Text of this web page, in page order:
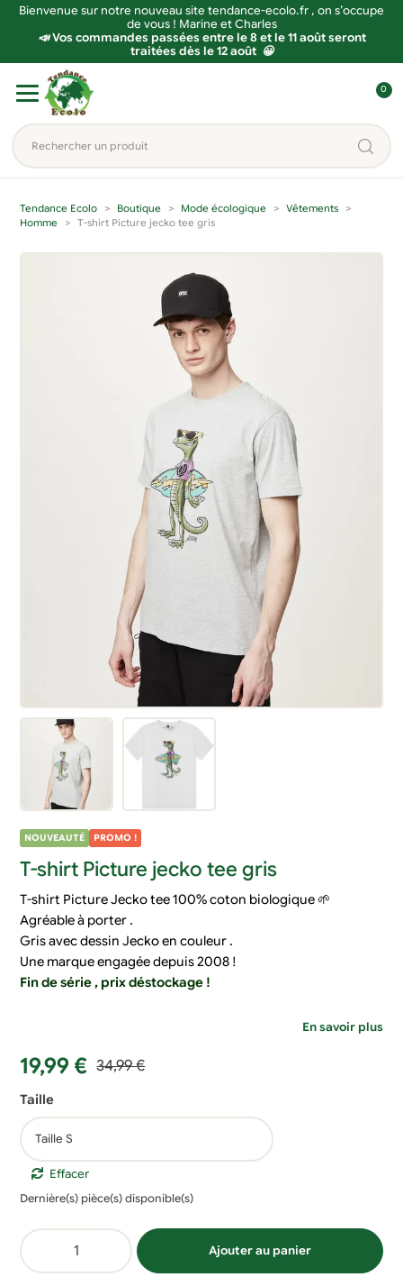
Bienvenue sur notre nouveau site tendance-ecolo.fr , on s’occupe
de vous ! Marine et Charles
📣 Vos commandes passées entre le 8 et le 11 août seront
traitées dès le 12 août 😀
navigation
contenu
Rechercher
un
produit...
o
n
0
Tendance Ecolo Boutique Mode écologique
Vêtements
Homme
T-shirt Picture jecko tee gris
NOUVEAUTÉ PROMO !
T-shirt Picture jecko tee gris
T-shirt Picture Jecko tee 100% coton biologique 🌱
Agréable à porter .
Gris avec dessin Jecko en couleur .
Une marque engagée depuis 2008 !
Fin de série , prix déstockage !
En savoir plus
34,99€
Le
prix
initial
était :
34,99 €.
19,99 €
Le
prix
actuel
est :
19,99 €.
Taille
Effacer
Dernière(s) pièce(s) disponible(s)
quantité
de
Ajouter au panier